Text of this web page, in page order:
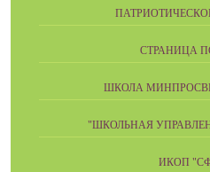
СТРАНИЦА
ШКОЛА
"ШКОЛЬНАЯ
ИКОП